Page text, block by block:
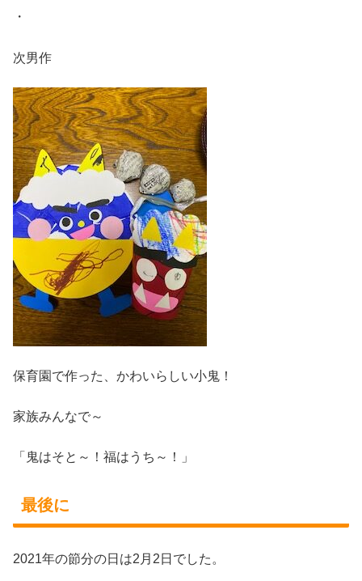
・
次男作
保育園で作った、かわいらしい小鬼！
家族みんなで～
「鬼はそと～！福はうち～！」
最後に
2021年の節分の日は2月2日でした。